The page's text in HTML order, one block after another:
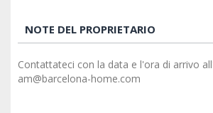
NOTE DEL PROPRIETARIO
Contattateci con la data e l'ora di arrivo
am@barcelona-home.com